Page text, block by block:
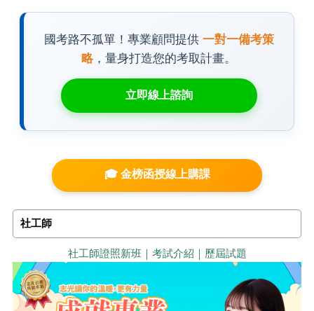
國考路不孤單！專業顧問提供 一對一備考策
略，量身打造您的考取計畫。
立即線上諮詢
🎓 金榜函授線上購課
社工師
社工師證照新班｜考試介紹｜歷屆試題